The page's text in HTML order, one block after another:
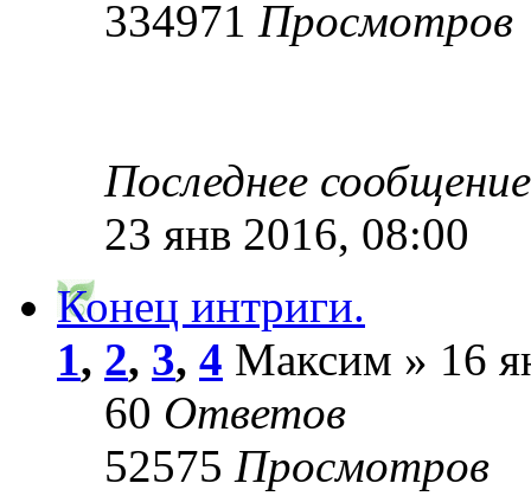
334971 Просмотров
Последнее
23 янв 2016, 08:00
Конец интриги.
1, 2, 3, 4 Максим » 16
60 Ответов
52575 Просмотров